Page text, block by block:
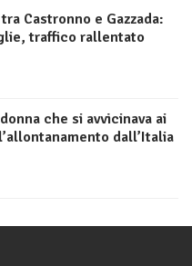
Castronno e Gazzada:
traffico rallentato
che si avvicinava ai
dall’Italia